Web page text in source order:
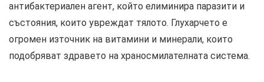
антибактериален агент, който елиминира паразити и
състояния, които увреждат тялото. Глухарчето е
огромен източник на витамини и минерали, които
подобряват здравето на храносмилателната система.